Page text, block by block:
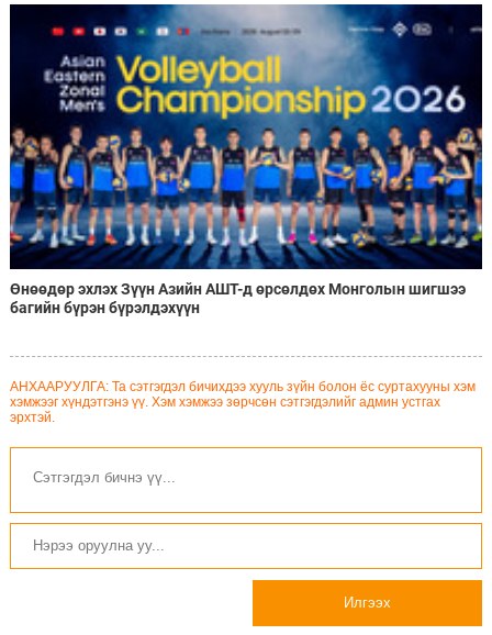
Өнөөдөр эхлэх Зүүн Азийн АШТ-д өрсөлдөх Монголын шигшээ
багийн бүрэн бүрэлдэхүүн
АНХААРУУЛГА: Та сэтгэгдэл бичихдээ хууль зүйн болон ёс суртахууны хэм
хэмжээг хүндэтгэнэ үү. Хэм хэмжээ зөрчсөн сэтгэгдэлийг админ устгах
эрхтэй.
Илгээх